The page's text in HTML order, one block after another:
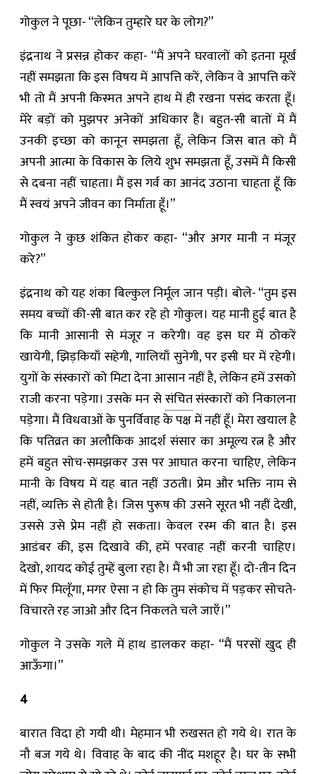
गोकुल ने पूछा- “लेकिन तुम्हारे घर के लोग?”
इंद्रनाथ ने प्रसन्न होकर कहा- “मैं अपने घरवालों को इतना मूर्ख
नहीं समझता कि इस विषय में आपत्ति करें, लेकिन वे आपत्ति करें
भी तो मैं अपनी किस्मत अपने हाथ में ही रखना पसंद करता हूँ।
मेरे बड़ों को मुझपर अनेकों अधिकार हैं। बहुत-सी बातों में मैं
उनकी इच्छा को कानून समझता हूँ, लेकिन जिस बात को मैं
अपनी आत्मा के विकास के लिये शुभ समझता हूँ, उसमें मैं किसी
से दबना नहीं चाहता। मैं इस गर्व का आनंद उठाना चाहता हूँ कि
मैं स्वयं अपने जीवन का निर्माता हूँ।”
गोकुल ने कुछ शंकित होकर कहा- “और अगर मानी न मंजूर
करे?”
इंद्रनाथ को यह शंका बिल्कुल निर्मूल जान पड़ी। बोले- “तुम इस
समय बच्चों की-सी बात कर रहे हो गोकुल। यह मानी हुई बात है
कि मानी आसानी से मंजूर न करेगी। वह इस घर में ठोकरें
खायेगी, झिड़कियाँ सहेगी, गालियाँ सुनेगी, पर इसी घर में रहेगी।
युगों के संस्कारों को ‍मिटा देना आसान नहीं है, लेकिन हमें उसको
राजी करना पड़ेगा। उसके मन सेसंचितसंस्कारों को निकालना
पड़ेगा। मैं विधवाओं के पुनर्विवाह के पक्ष में नहीं हूँ। मेरा खयाल है
कि पतिव्रत का अलौकिक आदर्श संसार का अमूल्य रत्न है और
हमें बहुत सोच-समझकर उस पर आघात करना चाहिए, लेकिन
मानी के विषय में यह बात नहीं उठती। प्रेम और भक्ति नाम से
नहीं, व्यक्ति से होती है। जिस पुरूष की उसने सूरत भी नहीं देखी,
उससे उसे प्रेम नहीं हो सकता। केवल रस्म की बात है। इस
आडंबर की, इस दिखावे की, हमें परवाह नहीं करनी चाहिए।
देखो, शायद कोई तुम्हें ‍बुला रहा है। मैं भी जा रहा हूँ। दो-तीन दिन
में ‍फिर मिलूँगा, मगर ऐसा न हो कि तुम संकोच में पड़कर सोचते-
विचारते रह जाओ और दिन निकलते चले जाएँ।”
गोकुल ने उसके गले में हाथ डालकर कहा- “मैं परसों खुद ही
आऊँगा।”
4
बारात ‍विदा हो गयी थी। मेहमान भी रुखसत हो गये थे। रात के
नौ बज गये ‍थे। विवाह के बाद की नींद मशहूर है। घर के सभी